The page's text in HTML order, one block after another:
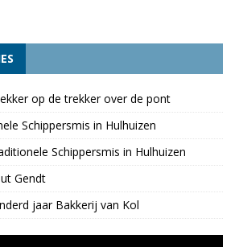
op de trekker over de pont
Schippersmis in Hulhuizen
Schippersmis in Hulhuizen
Gendt
jaar Bakkerij van Kol